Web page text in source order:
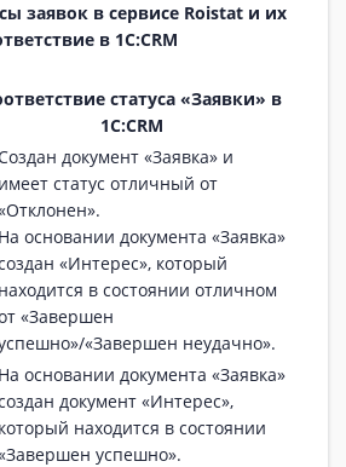
заявок в сервисе Roistat и их
в 1С:CRM
статуса «Заявки» в
1С:CRM
документ «Заявка» и
имеет статус отличный от
На основании документа «Заявка»
«Интерес», который
находится в состоянии отличном
«Завершен
«Завершен неудачно».
На основании документа «Заявка»
документ «Интерес»,
который находится в состоянии
успешно».